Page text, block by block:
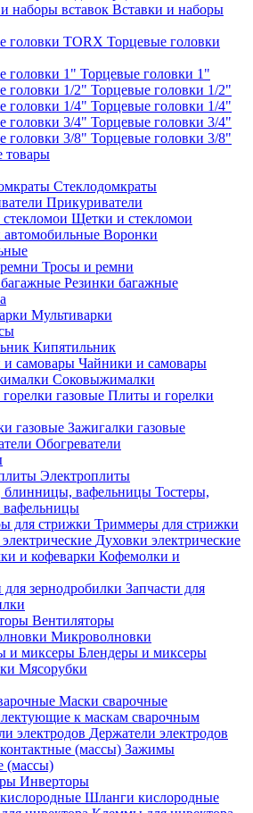
Вставки и наборы
Торцевые головки
Торцевые головки 1"
Торцевые головки 1/2"
Торцевые головки 1/4"
Торцевые головки 3/4"
Торцевые головки 3/8"
товары
Стеклодомкраты
Прикуриватели
Щетки и стекломои
Воронки
Тросы и ремни
Резинки багажные
Мультиварки
Кипятильник
Чайники и самовары
Соковыжималки
Плиты и горелки
Зажигалки газовые
Обогреватели
Электроплиты
Тостеры,
Триммеры для стрижки
Духовки электрические
Кофемолки и
Запчасти для
Вентиляторы
Микроволновки
Блендеры и миксеры
Мясорубки
Маски сварочные
к маскам сварочным
Держатели электродов
Зажимы
(массы)
Инверторы
Шланги кислородные